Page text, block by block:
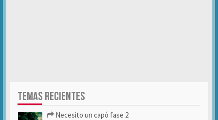
TEMAS RECIENTES
Necesito un capó fase 2